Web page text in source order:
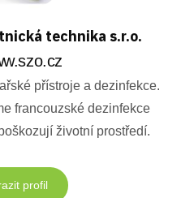
technika s.r.o.
přístroje a dezinfekce.
francouzské dezinfekce
životní prostředí.
profil